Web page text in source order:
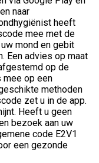
naar
heeft
mee met de
mond en gebit
Een advies op maat
op de
mee op een
methoden
zet u in de app.
Heeft u geen
bezoek aan uw
code E2V1
een gezonde